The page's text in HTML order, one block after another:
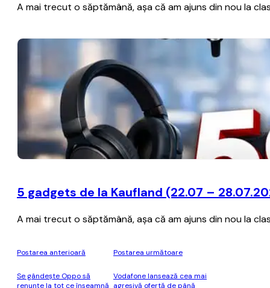
A mai trecut o săptămână, aşa că am ajuns din nou la
5 gadgets de la Kaufland (22.07 –
A mai trecut o săptămână, aşa că am ajuns din nou la
Postarea anterioară
Se gândeşte Oppo să
renunţe la tot ce înseamnă
Postarea următoare
Vodafone lansează cea mai
agresivă ofertă de până